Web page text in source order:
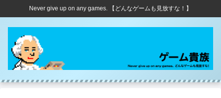
Never give up on any games. 【どんなゲームも見放すな！】